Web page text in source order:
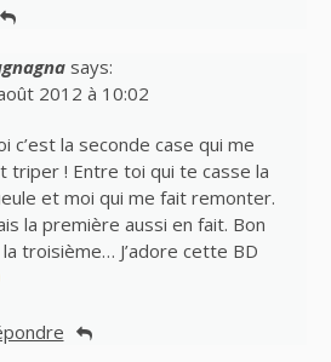
says:
2012 à 10:02
c’est la seconde case qui me
triper ! Entre toi qui te casse la
et moi qui me fait remonter.
la première aussi en fait. Bon
troisième… J’adore cette BD